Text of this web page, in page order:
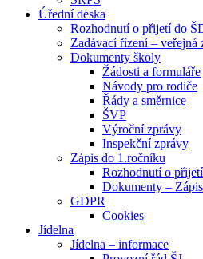
Úřední deska
Rozhodnutí o přijetí do
Zadávací řízení – veřejná
Dokumenty školy
Žádosti a formuláře
Návody pro rodiče
Řády a směrnice
ŠVP
Výroční zprávy
Inspekční zprávy
Zápis do 1.ročníku
Rozhodnutí o přijetí
Dokumenty – Zápis
GDPR
Cookies
Jídelna
Jídelna – informace